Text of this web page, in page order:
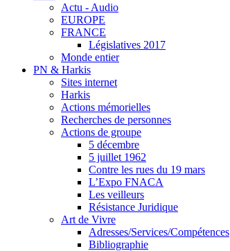
Actu - Audio
EUROPE
FRANCE
Législatives 2017
Monde entier
PN & Harkis
Sites internet
Harkis
Actions mémorielles
Recherches de personnes
Actions de groupe
5 décembre
5 juillet 1962
Contre les rues du 19 mars
L’Expo FNACA
Les veilleurs
Résistance Juridique
Art de Vivre
Adresses/Services/Compétences
Bibliographie